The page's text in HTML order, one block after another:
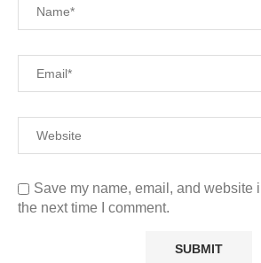
Save my name, email, and website
the next time I comment.